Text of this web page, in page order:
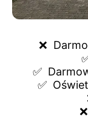
❌
✅
✅
❌